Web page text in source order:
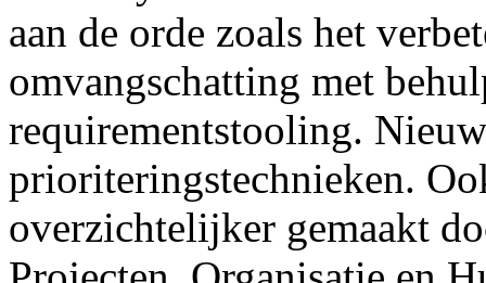
aan de orde zoals het
omvangschatting met
requirementstooling.
prioriteringstechnieken.
overzichtelijker gemaakt